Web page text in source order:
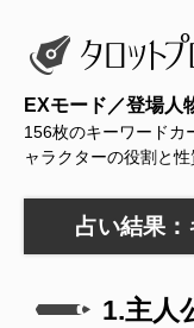
EXモード／登場人
156枚のキーワードカ
ャラクターの役割と性
占い結果：
1.主人